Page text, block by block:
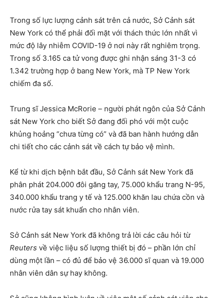
Trong số lực lượng cảnh sát trên cả nước, Sở Cảnh sát
New York có thể phải đối mặt với thách thức lớn nhất vì
mức độ lây nhiễm COVID-19 ở nơi này rất nghiêm trọng.
Trong số 3.165 ca tử vong được ghi nhận sáng 31-3 có
1.342 trường hợp ở bang New York, mà TP New York
chiếm đa số.
Trung sĩ Jessica McRorie – người phát ngôn của Sở Cảnh
sát New York cho biết Sở đang đối phó với một cuộc
khủng hoảng “chưa từng có” và đã ban hành hướng dẫn
chi tiết cho các cảnh sát về cách tự bảo vệ mình.
Kể từ khi dịch bệnh bắt đầu, Sở Cảnh sát New York đã
phân phát 204.000 đôi găng tay, 75.000 khẩu trang N-95,
340.000 khẩu trang y tế và 125.000 khăn lau chứa cồn và
nước rửa tay sát khuẩn cho nhân viên.
Sở Cảnh sát New York đã không trả lời các câu hỏi từ
Reuters về việc liệu số lượng thiết bị đó – phần lớn chỉ
dùng một lần – có đủ để bảo vệ 36.000 sĩ quan và 19.000
nhân viên dân sự hay không.